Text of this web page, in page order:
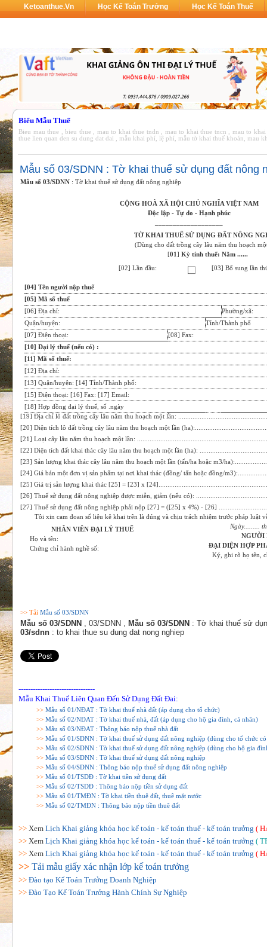
Ketoanthue.vn Học Kế Toán Trưởng Học Kế Toán Thuế
Biểu Mẫu Thuế
Bieu mau thue , bieu thue , mau to khai thue tndn , mau to khai thue tncn , mau to
thue lien quan den su dung dat dai , mẫu khai phí, lệ phí, mẫu tờ khai thuế khoán, mau
Mẫu số 03/SDNN : Tờ khai thuế sử dụng đất nông
Mẫu số 03/SDNN : Tờ khai thuế sử dụng đất nông nghiệp
CỘNG HOÀ XÃ HỘI CHỦ NGHĨA VIỆT NAM
Độc lập - Tự do - Hạnh phúc
TỜ KHAI THUẾ SỬ DỤNG ĐẤT NÔNG
(Dùng cho đất trồng cây lâu năm thu hoạch
[01 ] Kỳ tính thuế: Năm ......
[02] Lần đầu: [03] Bổ sung lần
[04] Tên người nộp thuế
[05] Mã số thuế
[06] Địa chỉ:
Phường/xã:
Quận/huyện:
Tỉnh/Thành phố
[07] Điện thoại:
[08] Fax:
[1 0] Đại lý thuế(nếu có):
[11] Mã số thuế:
[1 2] Địa chỉ:
[1 3] Quận/huyện: [14] Tỉnh/Thành phố:
[1 5] Điện thoại: [16] Fax: [17] Email:
[18] Hợp đồng đại lý thuế, số
.ngày
[19] Địa chỉ lô đất trồng cây lâu năm thu hoạch một lần:
[20] Diện tích lô đất trồng cây lâu năm thu hoạch một lần
[21] Loại cây lâu năm thu hoạch một lần:
[22] Diện tích đất khai thác cây lâu năm thu hoạch một lần (ha):
[23] Sản lượng khai thác cây lâu năm thu hoạch một lần (tấn/ha hoặc m3/ha):..................
[24] Giá bán một đơn vị sản phẩm tại nơi khai thác (đồng/ tấn hoặc đồng/
[25] Giá trị sản lượng khai thác [25] = [23] x [24].............................................................
[26] Thuế sử dụng đất nông nghiệp được miễn, giảm (nếu có):
[27] Thuế sử dụng đất nông nghiệp phải nộp [27] = ([25] x 4%) - [26]
Tôi xin cam đoan số liệu kê khai trên là đúng và chịu trách nhiệm trước pháp luật
NHÂN VIÊN ĐẠI LÝ THUẾ
Họ và tên:
Chứng chỉ hành nghề số:
Ngày.........
NGƯỜI
ĐẠI DIỆN HỢP
Ký, ghi rõ họ tên,
>> Tải Mẫu số 03/SDNN
Mẫu số 03/SDNN , 03/SDNN , Mẫu số 03/SDNN : Tờ khai thuế sử
03/sdnn : to khai thue su dung dat nong nghiep
--------------------------------
Mẫu Khai Thuế Liên Quan Đến Sử Dụng Đất Đai:
>> Mẫu số 01/NĐAT : Tờ khai thuế nhà đất (áp dụng cho tổ chức)
>> Mẫu số 02/NĐAT : Tờ khai thuế nhà, đất (áp dụng cho hộ gia đình, cá nhân)
>> Mẫu số 03/NĐAT : Thông báo nộp thuế nhà đất
>> Mẫu số 01/SDNN : Tờ khai thuế sử dụng đất nông nghiệp (dùng cho tổ chức
>> Mẫu số 02/SDNN : Tờ khai thuế sử dụng đất nông nghiệp (dùng cho hộ gia
>> Mẫu số 03/SDNN : Tờ khai thuế sử dụng đất nông nghiệp
>> Mẫu số 04/SDNN : Thông báo nộp thuế sử dụng đất nông nghiệp
>> Mẫu số 01/TSDĐ : Tờ khai tiền sử dụng đất
>> Mẫu số 02/TSDĐ : Thông báo nộp tiền sử dụng đất
>> Mẫu số 01/TMĐN : Tờ khai tiền thuê đất, thuê mặt nước
>> Mẫu số 02/TMĐN : Thông báo nộp tiền thuê đất
>> Xem Lịch Khai giảng khóa học kế toán - kế toán thuế - kế toán trưởng (
>> Xem Lịch Khai giảng khóa học kế toán - kế toán thuế - kế toán trưởng (
>> Xem Lịch Khai giảng khóa học kế toán - kế toán thuế - kế toán trưởng (
>> Tải mẫu giấy xác nhận lớp kế toán trưởng
>> Đào tạo Kế Toán Trưởng Doanh Nghiệp
>> Đào Tạo Kế Toán Trưởng Hành Chính Sự Nghiệp